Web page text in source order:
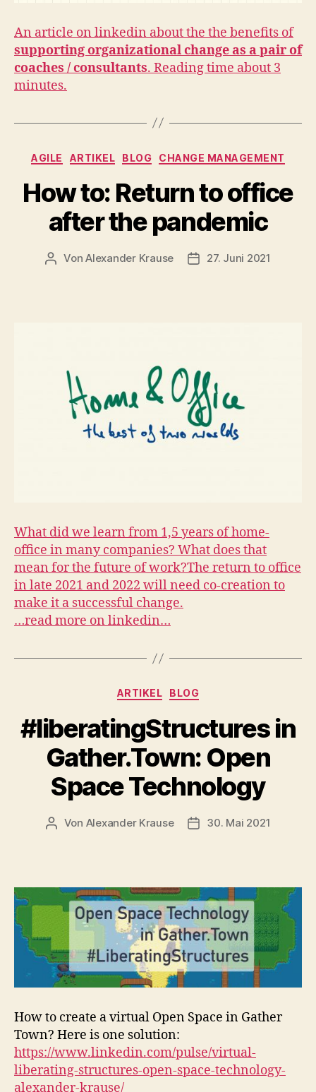
An article on linkedin about the the benefits of
supporting organizational change as a pair of
coaches / consultants. Reading time about 3
minutes.
Kategorien
AGILE ARTIKEL BLOG CHANGE MANAGEMENT
How to: Return to office
after the pandemic
Beitragsautor
VonAlexander Krause Beitragsdatum
27. Juni 2021
What did we learn from 1,5 years of home-
office in many companies? What does that
mean for the future of work?The return to office
in late 2021 and 2022 will need co-creation to
make it a successful change.
…read more on linkedin…
Kategorien
ARTIKEL BLOG
#liberatingStructures in
Gather.Town: Open
Space Technology
Beitragsautor
Von Alexander Krause Beitragsdatum
30. Mai 2021
How to create a virtual Open Space in Gather
Town? Here is one solution:
https://www.linkedin.com/pulse/virtual-
liberating-structures-open-space-technology-
alexander-krause/